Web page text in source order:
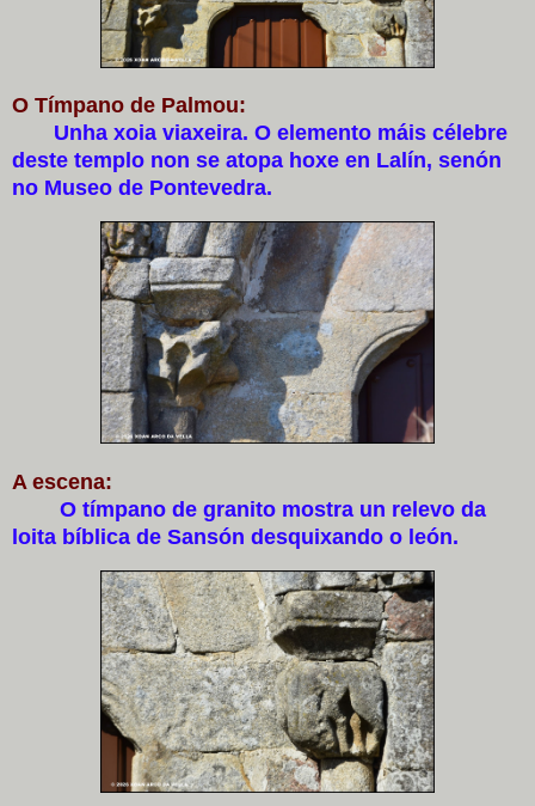
O Tímpano de Palmou:
Unha xoia viaxeira. O elemento máis célebre
deste templo non se atopa hoxe en Lalín, senón
no Museo de Pontevedra.
A escena:
O tímpano de granito mostra un relevo da
loita bíblica de Sansón desquixando o león.